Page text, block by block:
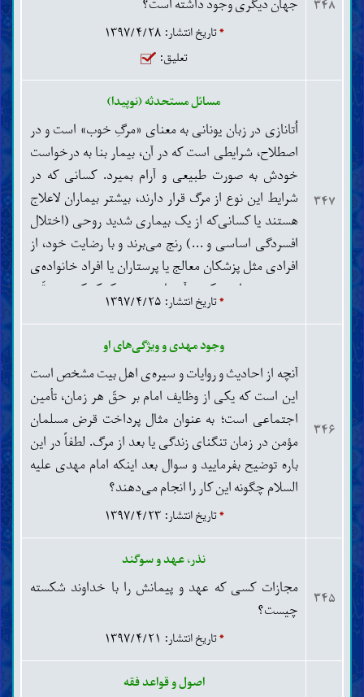
۳۴۸
*تاریخ انتشار: ۱۳۹۷/۴/۲۸
تعلیق:
۳۴۷
مسائل مستحدثه (نوپیدا)
اُتانازی در زبان یونانی به معنای «مرگِ خوب» است و در
اصطلاح، شرایطی است که در آن، بیمار بنا به درخواست
خودش به صورت طبیعی و آرام بمیرد. کسانی که در
شرایط این نوع از مرگ قرار دارند، بیشتر بیماران لاعلاج
هستند یا کسانی‌که از یک بیماری شدید روحی (اختلال
افسردگی اساسی و ...) رنج می‌برند و با رضایت خود، از
افرادی مثل پزشکان معالج یا پرستاران یا افراد خانواده‌ی
خود می‌خواهند که به آن‌ها در مردن کمک کنند. توقّف
روند درمان یک بیمار، قطع سِرُم و تغذیه وریدی، قطع
اکسیژن، جلوگیری از دیالیز و جدا کردن فرد از
دستگاه‌های حمایتی ارگان‌های حیاتی، همچنین دادن
داروهای مسکن با دوز بالا که موجب کاهش هوشیاری و
تسریع مرگ می‌شوند، از روش‌های اُتانازی به حساب
می‌آیند. نظر اسلام در این مورد چیست؟
*تاریخ انتشار: ۱۳۹۷/۴/۲۵
۳۴۶
وجود مهدی و ویژگی‌های او
آنچه از احادیث و روایات و سیره‌ی اهل بیت مشخص است
این است که یکی از وظایف امام بر حقّ هر زمان، تأمین
اجتماعی است؛ به عنوان مثال پرداخت قرض مسلمان
مؤمن در زمان تنگنای زندگی یا بعد از مرگ. لطفاً در این
باره توضیح بفرمایید و سوال بعد اینکه امام مهدی علیه
السلام چگونه این کار را انجام می‌دهند؟
*تاریخ انتشار: ۱۳۹۷/۴/۲۳
۳۴۵
نذر، عهد و سوگند
مجازات کسی که عهد و پیمانش را با خداوند شکسته
چیست؟
*تاریخ انتشار: ۱۳۹۷/۴/۲۱
اصول و قواعد فقه